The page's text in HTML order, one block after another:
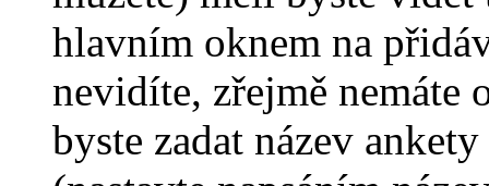
hlavním oknem na
nevidíte, zřejmě
byste zadat název